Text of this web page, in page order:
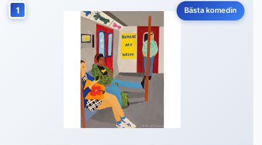
1 Bästa komedin